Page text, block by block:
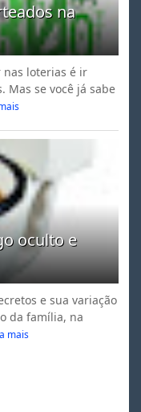
na
nas loterias é ir
Mas se você já sabe
oculto e
e sua variação
da família, na
mais